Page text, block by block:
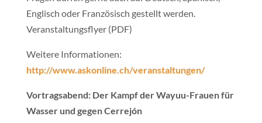
Englisch oder Französisch gestellt werden.
Veranstaltungsflyer (PDF)
Weitere Informationen:
http://www.askonline.ch/veranstaltungen/
Vortragsabend: Der Kampf der Wayuu-Frauen für
Wasser und gegen Cerrejón